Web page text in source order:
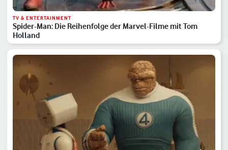
TV & ENTERTAINMENT
Spider-Man: Die Reihenfolge der Marvel-Filme mit Tom
Holland